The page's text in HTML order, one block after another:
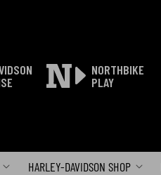
NORTHBIKE
PLAY
HARLEY-DAVIDSON SHOP